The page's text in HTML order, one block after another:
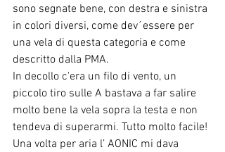
sono segnate bene, con destra e sinistra
in colori diversi, come dev´essere per
una vela di questa categoria e come
descritto dalla PMA.
In decollo c'era un filo di vento, un
piccolo tiro sulle A bastava a far salire
molto bene la vela sopra la testa e non
tendeva di superarmi. Tutto molto facile!
Una volta per aria l’ AONIC mi dava